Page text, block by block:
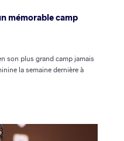
mémorable camp
son plus grand camp jamais
la semaine dernière à